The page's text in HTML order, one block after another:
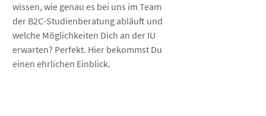
wissen, wie genau es bei uns im Team
der B2C-Studienberatung abläuft und
welche Möglichkeiten Dich an der IU
erwarten? Perfekt. Hier bekommst Du
einen ehrlichen Einblick.